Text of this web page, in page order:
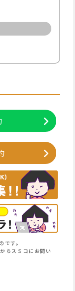
です。
らスミコにお問い